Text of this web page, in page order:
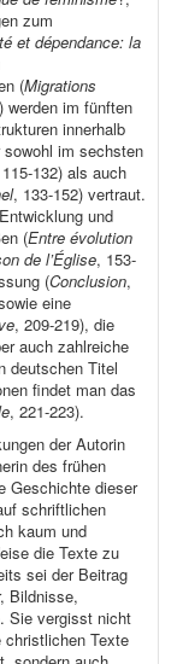
zum
et dépendance: la
(Migrations
werden im fünften
innerhalb
im sechsten
132) als auch
, 133-152) vertraut.
und
(Entre évolution
de l’Église, 153-
(Conclusion,
eine
, 209-219), die
auch zahlreiche
deutschen Titel
findet man das
, 221-223).
der Autorin
des frühen
Geschichte dieser
schriftlichen
kaum und
die Texte zu
sei der Beitrag
Bildnisse,
Sie vergisst nicht
Texte